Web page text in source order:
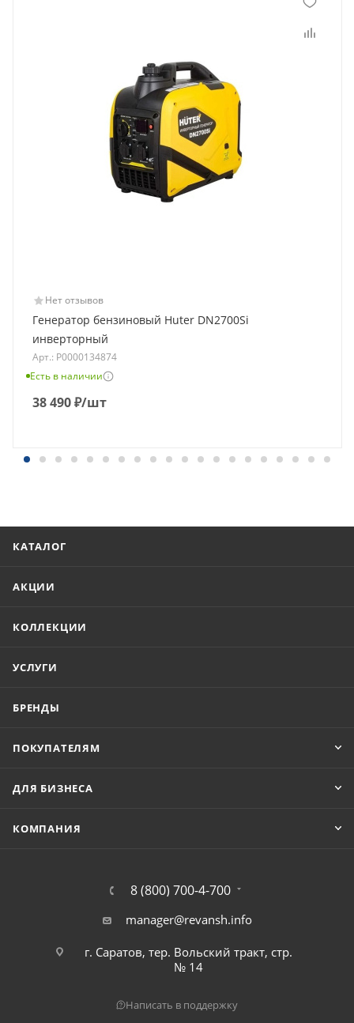
Нет отзывов
Генератор бензиновый Huter DN2700Si
инверторный
Арт.: Р0000134874
Есть в наличии
38 490₽/шт
КАТАЛОГ
АКЦИИ
КОЛЛЕКЦИИ
УСЛУГИ
БРЕНДЫ
ПОКУПАТЕЛЯМ
ДЛЯ БИЗНЕСА
КОМПАНИЯ
8 (800) 700-4-700
manager@revansh.info
г. Саратов, тер. Вольский тракт, стр.
№ 14
Написать в поддержку